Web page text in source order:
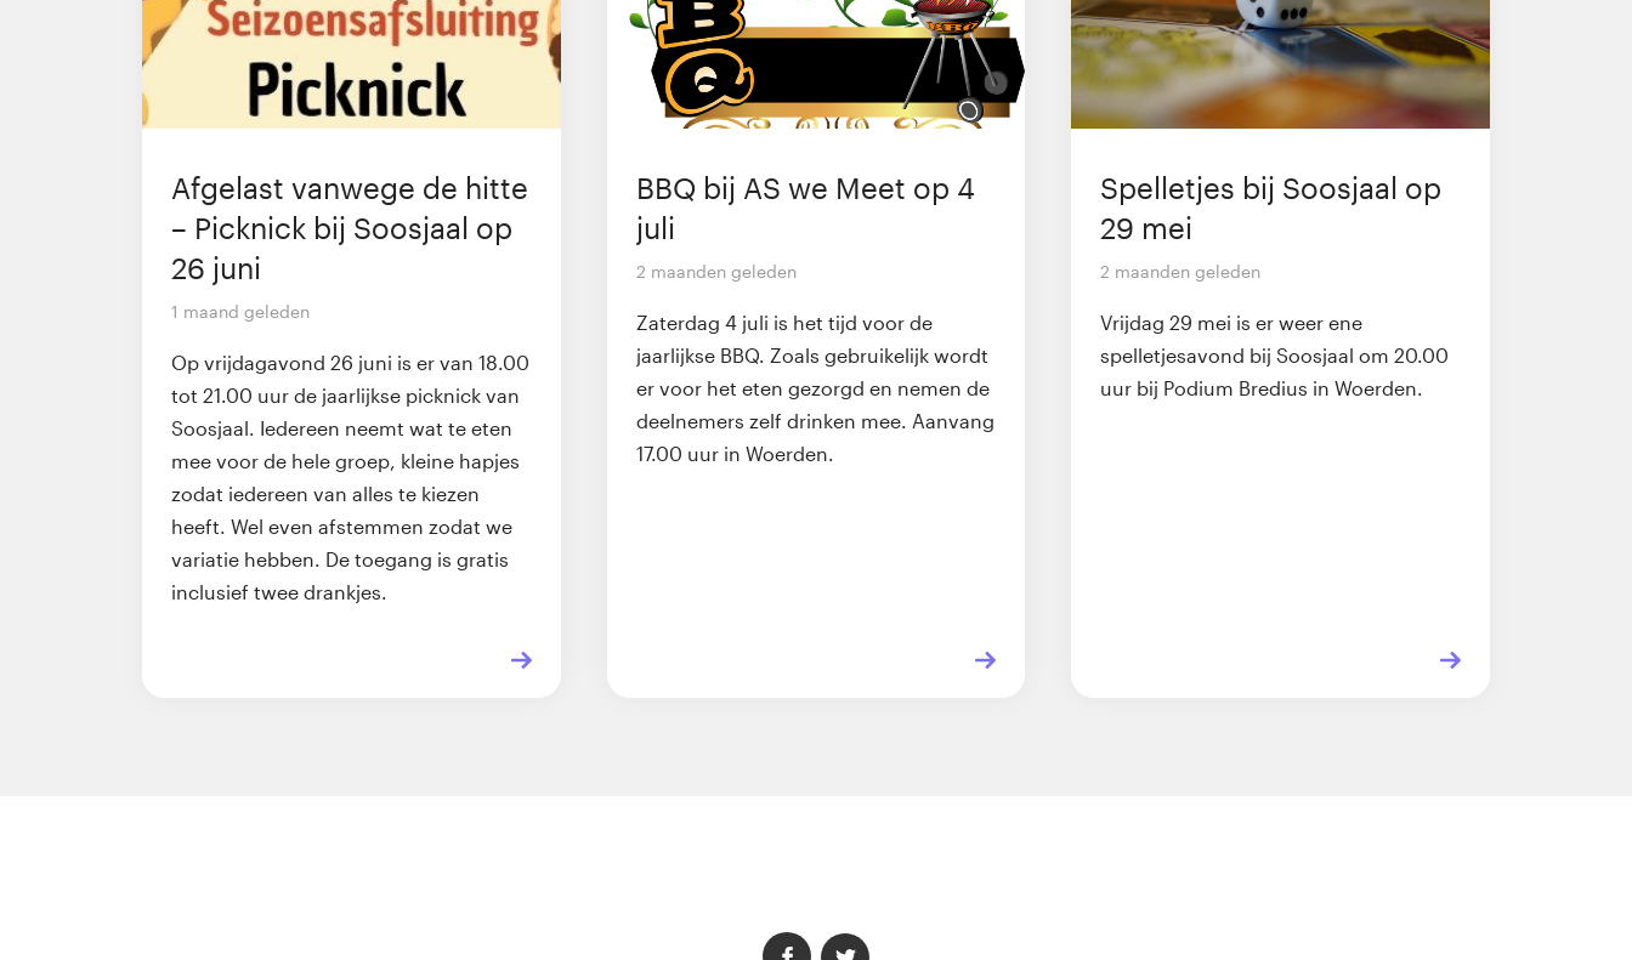
Afgelast vanwege de hitte
– Picknick bij Soosjaal op
26 juni
1 maand geleden
Op vrijdagavond 26 juni is er van 18.00
tot 21.00 uur de jaarlijkse picknick van
Soosjaal. Iedereen neemt wat te eten
mee voor de hele groep, kleine hapjes
zodat iedereen van alles te kiezen
heeft. Wel even afstemmen zodat we
variatie hebben. De toegang is gratis
inclusief twee drankjes.
BBQ bij AS we Meet op 4
juli
2 maanden geleden
Zaterdag 4 juli is het tijd voor de
jaarlijkse BBQ. Zoals gebruikelijk wordt
er voor het eten gezorgd en nemen de
deelnemers zelf drinken mee. Aanvang
17.00 uur in Woerden.
Spelletjes bij Soosjaal op
29 mei
2 maanden geleden
Vrijdag 29 mei is er weer ene
spelletjesavond bij Soosjaal om 20.00
uur bij Podium Bredius in Woerden.